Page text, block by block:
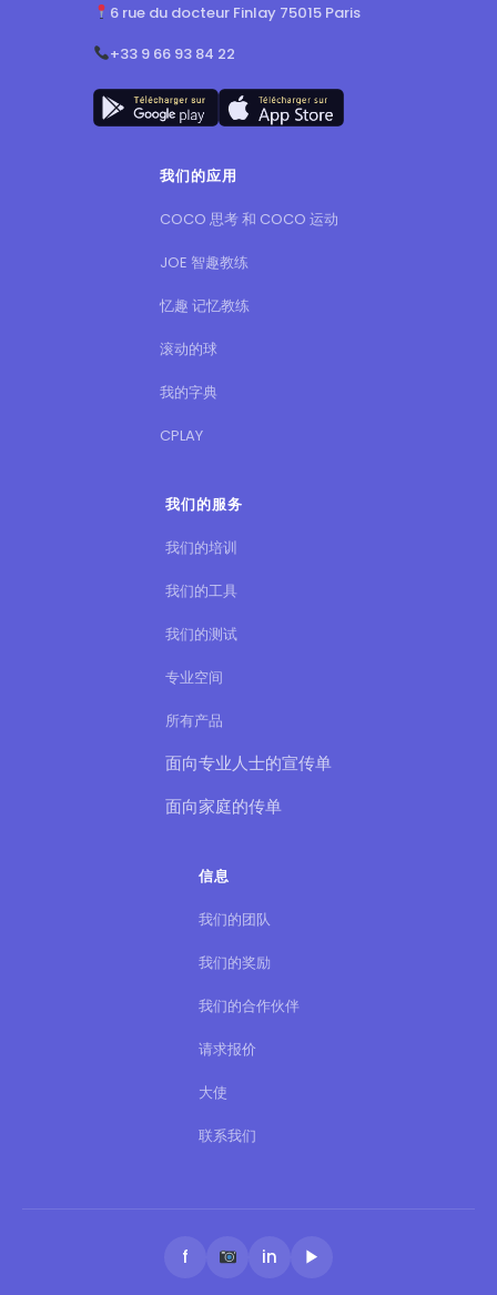
6 rue du docteur Finlay 75015 Paris
+33 9 66 93 84 22
我们的应用
COCO 思考 和 COCO 运动
JOE 智趣教练
忆趣 记忆教练
滚动的球
我的字典
CPLAY
我们的服务
我们的培训
我们的工具
我们的测试
专业空间
所有产品
面向专业人士的宣传单
面向家庭的传单
信息
我们的团队
我们的奖励
我们的合作伙伴
请求报价
大使
联系我们
f in ▶